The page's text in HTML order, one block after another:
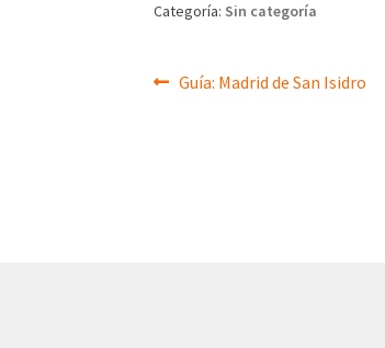
Categoría: Sin categoría
Navegación
Anterior:
Guía: Madrid de San Isidro